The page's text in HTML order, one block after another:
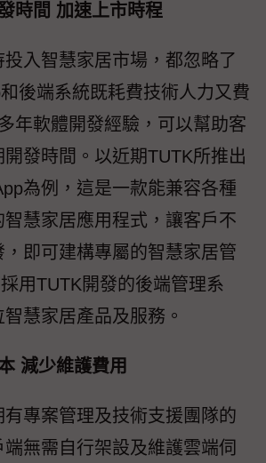
時間 加速上市時程
入智慧家居市場，都忽略了
後端系統既耗費技術人力又費
年軟體開發經驗，可以幫助客
發時間。以近期TUTK所推出
為例，這是一款能兼容各種
慧家居應用程式，讓客戶不
即可建構專屬的智慧家居管
用TUTK開發的後端管理系
慧家居產品及服務。
減少維護費用
有專案管理及技術支援團隊的
無需自行架設及維護雲端伺